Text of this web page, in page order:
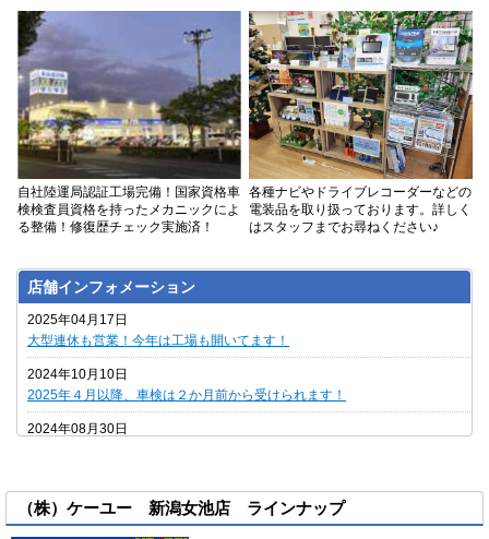
自社陸運局認証工場完備！国家資格車
検検査員資格を持ったメカニックによ
る整備！修復歴チェック実施済！
各種ナビやドライブレコーダーなどの
電装品を取り扱っております。詳しく
はスタッフまでお尋ねください♪
店舗インフォメーション
2025年04月17日
大型連休も営業！今年は工場も開いてます！
2024年10月10日
2025年４月以降、車検は２か月前から受けられます！
2024年08月30日
お盆も営業！今年は工場も開いてます！
（株）ケーユー 新潟女池店 ラインナップ